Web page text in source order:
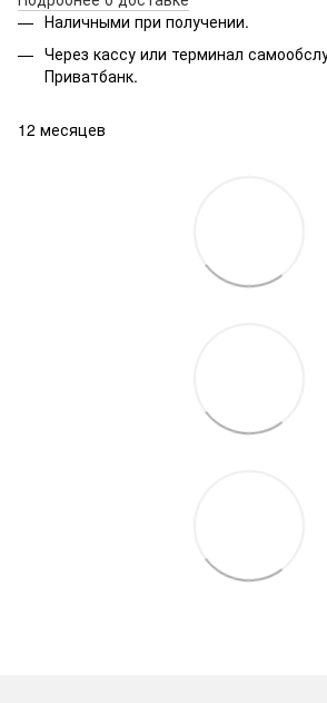
Наличными при получении.
Через кассу или терминал
Приватбанк.
12 месяцев